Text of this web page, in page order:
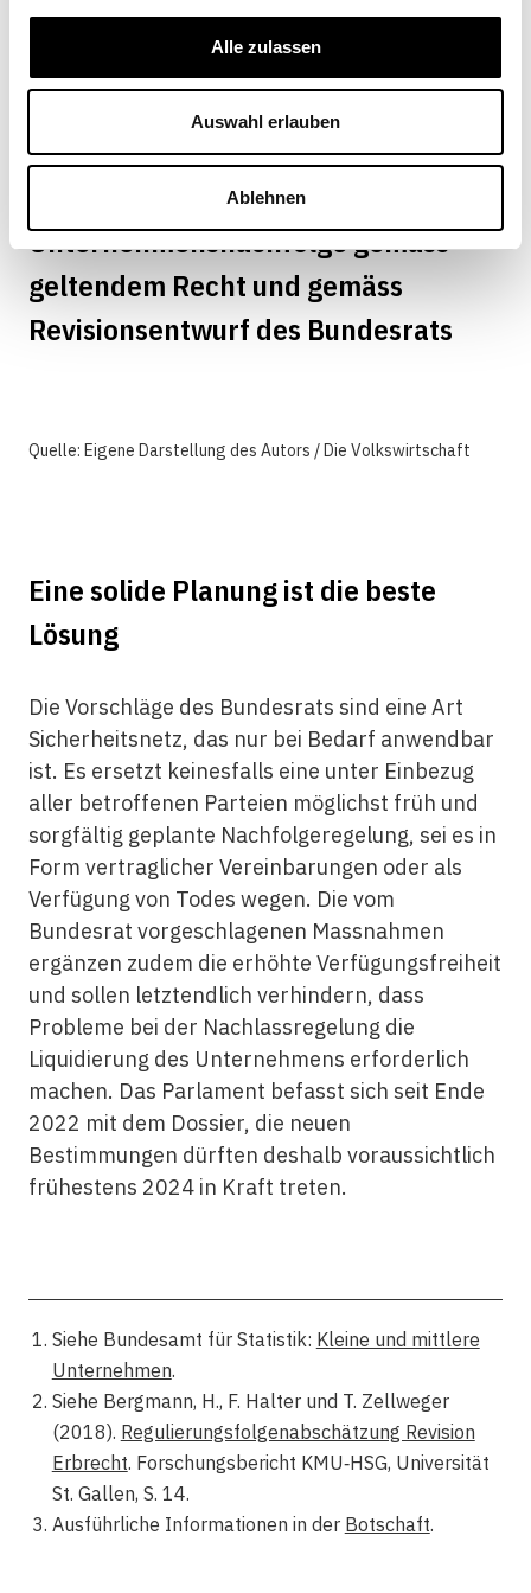
Alle zulassen
Auswahl erlauben
Ablehnen
ablehnen, dass ihnen unwillentlich eine – nur
am Unternehmen an ihren Pflichtteil
angerechnet wird.
Unternehmensnachfolge gemäss
geltendem Recht und gemäss
Revisionsentwurf des Bundesrats
Quelle: Eigene Darstellung des Autors / Die Volkswirtschaft
Eine solide Planung ist die beste
Lösung
Die Vorschläge des Bundesrats sind eine Art
Sicherheitsnetz, das nur bei Bedarf anwendbar
ist. Es ersetzt keinesfalls eine unter Einbezug
aller betroffenen Parteien möglichst früh und
sorgfältig geplante Nachfolgeregelung, sei es in
Form vertraglicher Vereinbarungen oder als
Verfügung von Todes wegen. Die vom
Bundesrat vorgeschlagenen Massnahmen
ergänzen zudem die erhöhte Verfügungsfreiheit
und sollen letztendlich verhindern, dass
Probleme bei der Nachlassregelung die
Liquidierung des Unternehmens erforderlich
machen. Das Parlament befasst sich seit Ende
2022 mit dem Dossier, die neuen
Bestimmungen dürften deshalb voraussichtlich
frühestens 2024 in Kraft treten.
Siehe Bundesamt für Statistik: Kleine und mittlere
Unternehmen.
Siehe Bergmann, H., F. Halter und T. Zellweger
(2018). Regulierungsfolgenabschätzung Revision
Erbrecht. Forschungsbericht KMU‐HSG, Universität
St. Gallen, S. 14.
Ausführliche Informationen in der Botschaft.